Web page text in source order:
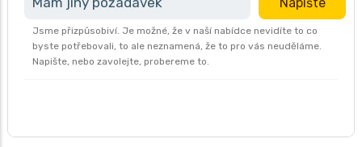
Jsme přizpůsobiví. Je možné, že v naší nabídce nevidíte to co
byste potřebovali, to ale neznamená, že to pro vás neuděláme.
Napište, nebo zavolejte, probereme to.